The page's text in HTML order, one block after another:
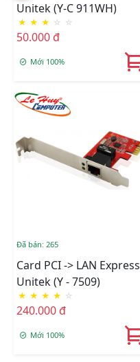
Unitek (Y-C 911WH)
★ ★ ★ ☆ ☆
50.000 đ
Mới 100%
Đã bán: 265
Card PCI -> LAN Express
Unitek (Y - 7509)
★ ★ ★ ★ ☆
240.000 đ
Mới 100%